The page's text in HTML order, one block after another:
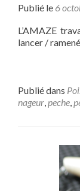
Publié le 6
L’AMAZE
lancer /
Publié dans
nageur,peche,